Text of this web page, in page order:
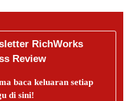
RichWorks
Review
baca keluaran setiap
di sini!